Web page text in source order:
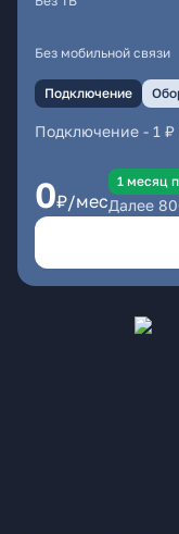
Без мобильной связи
Подключение
Подключение - 1 ₽
0₽/мес
1 месяц
Далее